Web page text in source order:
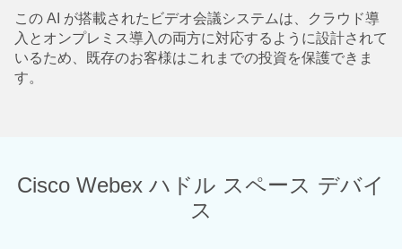
この AI が搭載されたビデオ会議システムは、クラウド導
入とオンプレミス導入の両方に対応するように設計されて
いるため、既存のお客様はこれまでの投資を保護できま
す。
Cisco Webex ハドル スペース デバイ
ス